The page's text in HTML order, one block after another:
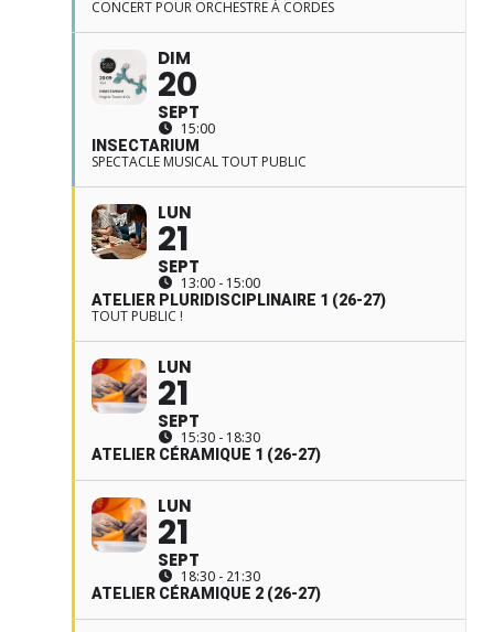
CONCERT POUR ORCHESTRE À CORDES
DIM
20
SEPT
15:00
INSECTARIUM
SPECTACLE MUSICAL TOUT PUBLIC
LUN
21
SEPT
13:00 - 15:00
ATELIER PLURIDISCIPLINAIRE 1 (26-27)
TOUT PUBLIC !
LUN
21
SEPT
15:30 - 18:30
ATELIER CÉRAMIQUE 1 (26-27)
LUN
21
SEPT
18:30 - 21:30
ATELIER CÉRAMIQUE 2 (26-27)